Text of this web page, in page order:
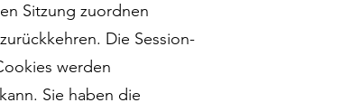
Sitzung zuordnen
Die Session-
werden
Sie haben die